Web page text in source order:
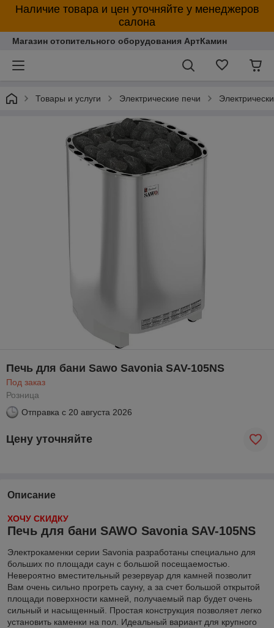
Наличие товара и цен уточняйте у менеджеров
салона
Магазин отопительного оборудования АртКамин
Товары и услуги Электрические печи
Печь для бани Sawo Savonia SAV-105NS
Под заказ
Розница
Отправка с 20 августа 2026
Цену уточняйте
Описание
ХОЧУ СКИДКУ
Печь для бани SAWO Savonia SAV-105NS
Электрокаменки серии Savonia разработаны специально для
больших по площади саун с большой посещаемостью.
Невероятно вместительный резервуар для камней позволит
Вам очень сильно прогреть сауну, а за счет большой открытой
площади поверхности камней, получаемый пар будет очень
сильный и насыщенный. Простая конструкция позволяет легко
установить каменки на пол. Идеальный вариант для крупного